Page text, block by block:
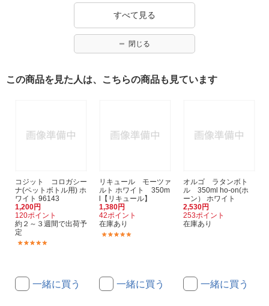
すべて見る
閉じる
この商品を見た人は、こちらの商品も見ています
コジット コロガシー
ナ(ペットボトル用) ホ
ワイト 96143
1,200円
120ポイント
約２～３週間で出荷予
定
一緒に買う
リキュール モーツァ
ルト ホワイト 350m
l【リキュール】
1,380円
42ポイント
在庫あり
一緒に買う
オルゴ ラタンボト
ル 350ml ho-on(ホ
ーン） ホワイト
2,530円
253ポイント
在庫あり
一緒に買う